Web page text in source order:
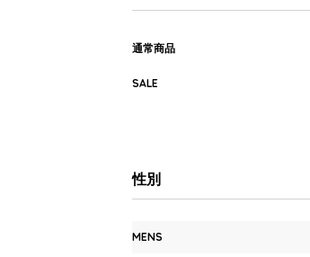
通常商品
SALE
性別
MENS